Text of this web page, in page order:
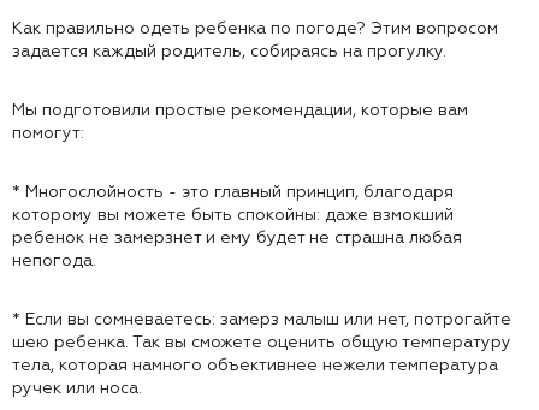
Как правильно одеть ребенка по погоде? Этим вопросом
задается каждый родитель, собираясь на прогулку.
Мы подготовили простые рекомендации, которые вам
помогут:
* Многослойность - это главный принцип, благодаря
которому вы можете быть спокойны: даже взмокший
ребенок не замерзнет и ему будет не страшна любая
непогода.
* Если вы сомневаетесь: замерз малыш или нет, потрогайте
шею ребенка. Так вы сможете оценить общую температуру
тела, которая намного объективнее нежели температура
ручек или носа.